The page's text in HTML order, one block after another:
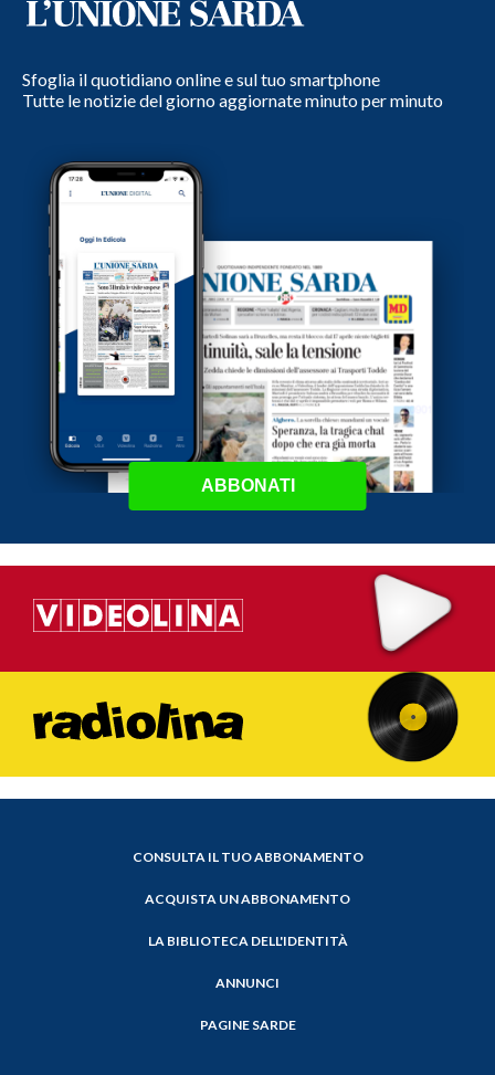
Sfoglia il quotidiano online e sul tuo smartphone
Tutte le notizie del giorno aggiornate minuto per minuto
ABBONATI
CONSULTA IL TUO ABBONAMENTO
ACQUISTA UN ABBONAMENTO
LA BIBLIOTECA DELL'IDENTITÀ
ANNUNCI
PAGINE SARDE